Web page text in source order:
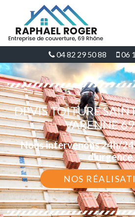
04 82 29 50 88 06
DEVIS TOITURE
VARENNE
Nous intervenons 24h/
d'urgence
NOS